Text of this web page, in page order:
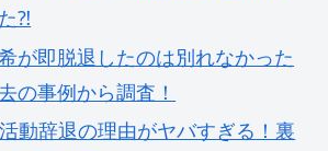
⁈
が即脱退したのは別れなかった
の事例から調査！
動辞退の理由がヤバすぎる！裏